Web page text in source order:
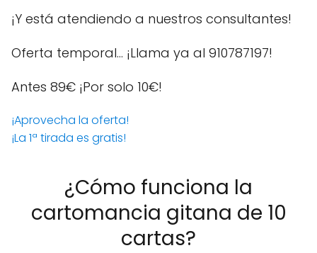
¡Y está atendiendo a nuestros consultantes!
Oferta temporal… ¡Llama ya al 910787197!
Antes 89€ ¡Por solo 10€!
¡Aprovecha la oferta!
¡La 1ª tirada es gratis!
¿Cómo funciona la
cartomancia gitana de 10
cartas?